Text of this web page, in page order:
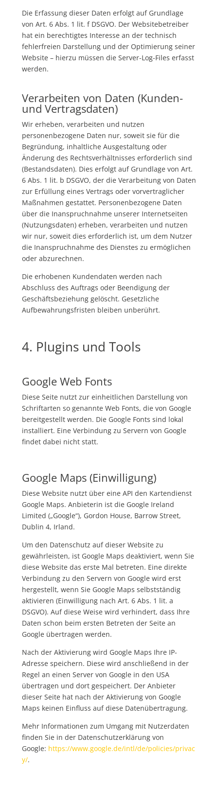
Die Erfassung dieser Daten erfolgt auf Grundlage
von Art. 6 Abs. 1 lit. f DSGVO. Der Websitebetreiber
hat ein berechtigtes Interesse an der technisch
fehlerfreien Darstellung und der Optimierung seiner
Website – hierzu müssen die Server-Log-Files erfasst
werden.
Verarbeiten von Daten (Kunden-
und Vertragsdaten)
Wir erheben, verarbeiten und nutzen
personenbezogene Daten nur, soweit sie für die
Begründung, inhaltliche Ausgestaltung oder
Änderung des Rechtsverhältnisses erforderlich sind
(Bestandsdaten). Dies erfolgt auf Grundlage von Art.
6 Abs. 1 lit. b DSGVO, der die Verarbeitung von Daten
zur Erfüllung eines Vertrags oder vorvertraglicher
Maßnahmen gestattet. Personenbezogene Daten
über die Inanspruchnahme unserer Internetseiten
(Nutzungsdaten) erheben, verarbeiten und nutzen
wir nur, soweit dies erforderlich ist, um dem Nutzer
die Inanspruchnahme des Dienstes zu ermöglichen
oder abzurechnen.
Die erhobenen Kundendaten werden nach
Abschluss des Auftrags oder Beendigung der
Geschäftsbeziehung gelöscht. Gesetzliche
Aufbewahrungsfristen bleiben unberührt.
4. Plugins und Tools
Google Web Fonts
Diese Seite nutzt zur einheitlichen Darstellung von
Schriftarten so genannte Web Fonts, die von Google
bereitgestellt werden. Die Google Fonts sind lokal
installiert. Eine Verbindung zu Servern von Google
findet dabei nicht statt.
Google Maps (Einwilligung)
Diese Website nutzt über eine API den Kartendienst
Google Maps. Anbieterin ist die Google Ireland
Limited („Google“), Gordon House, Barrow Street,
Dublin 4, Irland.
Um den Datenschutz auf dieser Website zu
gewährleisten, ist Google Maps deaktiviert, wenn Sie
diese Website das erste Mal betreten. Eine direkte
Verbindung zu den Servern von Google wird erst
hergestellt, wenn Sie Google Maps selbstständig
aktivieren (Einwilligung nach Art. 6 Abs. 1 lit. a
DSGVO). Auf diese Weise wird verhindert, dass Ihre
Daten schon beim ersten Betreten der Seite an
Google übertragen werden.
Nach der Aktivierung wird Google Maps Ihre IP-
Adresse speichern. Diese wird anschließend in der
Regel an einen Server von Google in den USA
übertragen und dort gespeichert. Der Anbieter
dieser Seite hat nach der Aktivierung von Google
Maps keinen Einfluss auf diese Datenübertragung.
Mehr Informationen zum Umgang mit Nutzerdaten
finden Sie in der Datenschutzerklärung von
Google: https://www.google.de/intl/de/policies/privac
y/.